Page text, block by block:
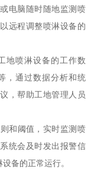
电脑随时随地监测喷
远程调整喷淋设备的
地喷淋设备的工作数
，通过数据分析和统
，帮助工地管理人员
和阈值，实时监测喷
统会及时发出报警信
备的正常运行。